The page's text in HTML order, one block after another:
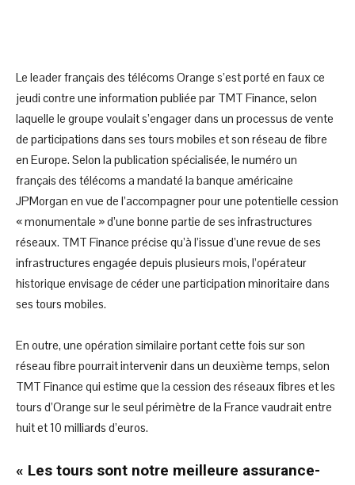
Le leader français des télécoms Orange s’est porté en faux ce
jeudi contre une information publiée par TMT Finance, selon
laquelle le groupe voulait s’engager dans un processus de vente
de participations dans ses tours mobiles et son réseau de fibre
en Europe. Selon la publication spécialisée, le numéro un
français des télécoms a mandaté la banque américaine
JPMorgan en vue de l’accompagner pour une potentielle cession
« monumentale » d’une bonne partie de ses infrastructures
réseaux. TMT Finance précise qu’à l’issue d’une revue de ses
infrastructures engagée depuis plusieurs mois, l’opérateur
historique envisage de céder une participation minoritaire dans
ses tours mobiles.
En outre, une opération similaire portant cette fois sur son
réseau fibre pourrait intervenir dans un deuxième temps, selon
TMT Finance qui estime que la cession des réseaux fibres et les
tours d’Orange sur le seul périmètre de la France vaudrait entre
huit et 10 milliards d’euros.
« Les tours sont notre meilleure assurance-